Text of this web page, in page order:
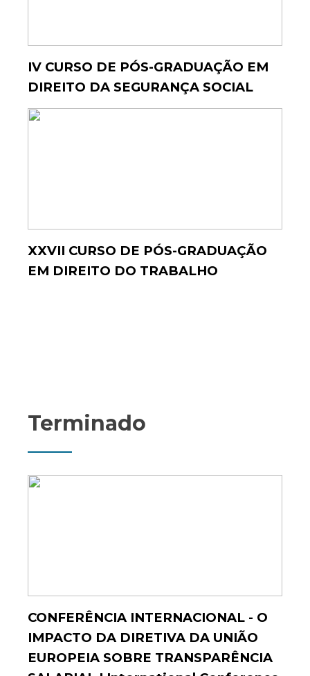
IV CURSO DE PÓS-GRADUAÇÃO EM
DIREITO DA SEGURANÇA SOCIAL
XXVII CURSO DE PÓS-GRADUAÇÃO
EM DIREITO DO TRABALHO
Terminado
CONFERÊNCIA INTERNACIONAL - O
IMPACTO DA DIRETIVA DA UNIÃO
EUROPEIA SOBRE TRANSPARÊNCIA